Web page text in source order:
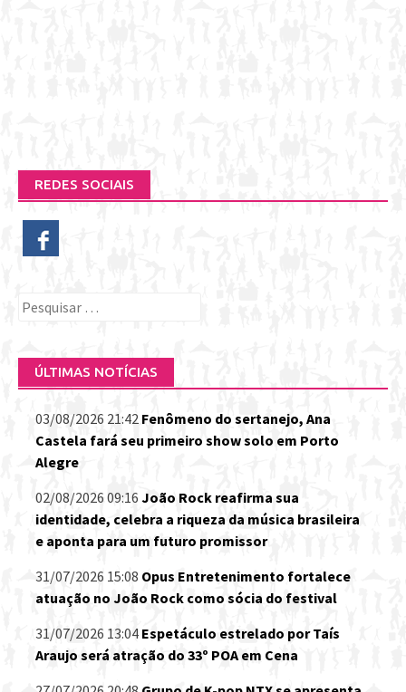
REDES SOCIAIS
Pesquisar
ÚLTIMAS NOTÍCIAS
03/08/2026 21:42 Fenômeno do sertanejo, Ana
Castela fará seu primeiro show solo em Porto
Alegre
02/08/2026 09:16 João Rock reafirma sua
identidade, celebra a riqueza da música brasileira
e aponta para um futuro promissor
31/07/2026 15:08 Opus Entretenimento fortalece
atuação no João Rock como sócia do festival
31/07/2026 13:04 Espetáculo estrelado por Taís
Araujo será atração do 33º POA em Cena